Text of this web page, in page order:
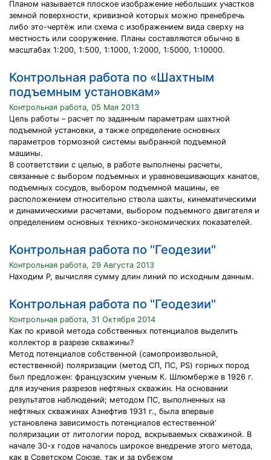
Планом называется плоское изображение небольших участков
земной поверхности, кривизной которых можно пренебречь
либо это-чертёж или схема с изображением вида сверху на
местность или сооружение. Планы составляются обычно в
масштабах 1:200, 1:500, 1:1000, 1:2000, 1:5000, 1:10000.
Контрольная работа по «Шахтным
подъемным установкам»
Контрольная работа, 05 Мая 2013
Цель работы – расчет по заданным параметрам шахтной
подъемной установки, а также определение основных
параметров тормозной системы выбранной подъемной
машины.
В соответствии с целью, в работе выполнены расчеты,
связанные с выбором подъемных и уравновешивающих канатов,
подъемных сосудов, выбором подъемной машины, ее
расположением относительно ствола шахты, кинематическими
и динамическими расчетами, выбором подъемного двигателя и
определением основных технико-экономических показателей.
Контрольная работа по "Геодезии"
Контрольная работа, 29 Августа 2013
Находим Р, вычисляя сумму длин линий по исходным данным.
Контрольная работа по "Геодезии"
Контрольная работа, 31 Октября 2014
Как по кривой метода собственных потенциалов выделить
коллектор в разрезе скважины?
Метод потенциалов собственной (самопроизвольной,
естественной) поляризации (метод СП, ПС, PS) горных пород
был предложен: французским ученым К. Шлюмберже в 1926 г.
для изучения разрезов нефтяных скважин. На основании
результатов наблюдений; методом ПС, выполненных на
нефтяных скважинах Азнефтив 1931 г., была впервые
установлена зависимость потенциалов естественной'
поляризации от литологии пород, вскрываемых скважиной. В
начале 30-х годов началось широкое внедрение этого метода,
как в Советском Союзе, так и за рубежом